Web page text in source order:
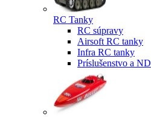
RC Tanky
RC súpravy
Airsoft RC tanky
Infra RC tanky
Príslušenstvo a ND